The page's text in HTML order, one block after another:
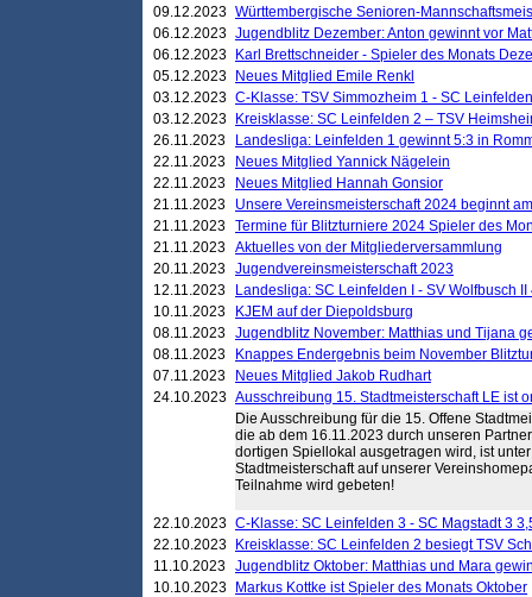
09.12.2023 Württembergische Senioren-
06.12.2023 Jugendblitz Dezember: Anton gewinnt vor
06.12.2023
Karl Brettschneider - Spieler des Monats
05.12.2023
Neues Mitglied Emile Renkl
03.12.2023 C-Klasse: TSV Simmozheim 1 - SC
03.12.2023
Kreisklasse: SC Leinfelden 2 – TSV
26.11.2023
Landesliga: Leinfelden 1 gewinnt 5:3 in
22.11.2023
Neues Mitglied Yannick Nägelein
22.11.2023
Neues Mitglied Hannah Gonsior
21.11.2023
Unsere Vereinsmeisterschaft 2024 beginnt
21.11.2023 Termine für Blitzturniere 2024 Spieler des
21.11.2023 Aktuelles von der Mitgliederversammlung
20.11.2023 Jugendvereinsmeisterschaft 2023
12.11.2023
Landesliga: SC Leinfelden I - SV Wolfbusch II
10.11.2023
KJEM auf der Diepoldsburg
08.11.2023 Jugendblitz November: Matthias und Tijana
08.11.2023
Knappes Endergebnis beim November
07.11.2023
Neues Mitglied Jakob Rudhart
24.10.2023 Ausschreibung 15. Stadtmeisterschaft LE ist
Die Ausschreibung für die 15. Offene
die ab dem 16.11.2023 durch unseren
dortigen Spiellokal ausgetragen wird, ist
Stadtmeisterschaft auf unserer
Teilnahme wird gebeten!
22.10.2023 C-Klasse: SC Leinfelden 3 - SC Magstadt 3
22.10.2023
Kreisklasse: SC Leinfelden 2 besiegt TSV
11.10.2023 Jugendblitz Oktober: Matthias und Mara
10.10.2023
Markus Kottke ist Spieler des Monats Oktober